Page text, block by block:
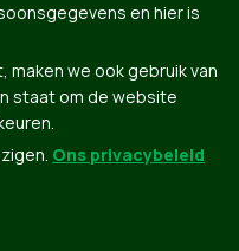
en hier is
we ook gebruik van
staat om de website
Ons privacybeleid